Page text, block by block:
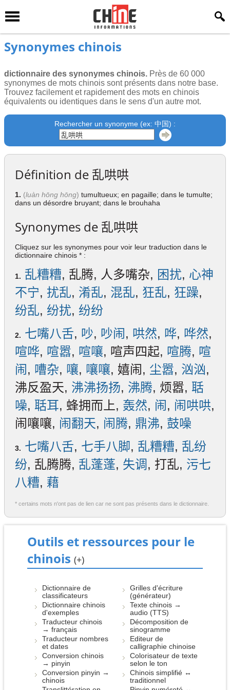
Synonymes chinois
dictionnaire des synonymes chinois. Près de 60 000
synonymes de mots chinois sont présents dans notre base.
Trouvez facilement et rapidement des mots en chinois
équivalents ou identiques dans le sens d'un autre mot.
Rechercher un synonyme (ex: 中国) :
Définition de 乱哄哄
1. (luàn hōng hōng) tumultueux; en pagaille; dans le tumulte;
dans un désordre bruyant; dans le brouhaha
Synonymes de 乱哄哄
Cliquez sur les synonymes pour voir leur traduction dans le
dictionnaire chinois * :
1. 乱糟糟, 乱腾, 人多嘴杂, 困扰, 心神
不宁, 扰乱, 淆乱, 混乱, 狂乱, 狂躁,
纷乱, 纷扰, 纷纷
2. 七嘴八舌, 吵, 吵闹 , 哄然, 哗, 哗然,
喧哗, 喧嚣, 喧嚷, 喧声四起, 喧腾, 喧
闹 , 嘈杂, 嚷, 嚷嚷, 嬉闹, 尘嚣, 汹汹,
沸反盈天, 沸沸扬扬, 沸腾, 烦嚣, 聒
噪, 聒耳, 蜂拥而上, 轰然, 闹 , 闹哄哄,
闹嚷嚷, 闹翻天, 闹腾, 鼎沸, 鼓噪
3. 七嘴八舌, 七手八脚, 乱糟糟, 乱纷
纷, 乱腾腾, 乱蓬蓬, 失调 , 打乱, 污七
八糟, 藉
* certains mots n'ont pas de lien car ne sont pas présents dans le dictionnaire.
Outils et ressources pour le
chinois (+)
Dictionnaire de
classificateurs
Dictionnaire chinois
d'exemples
Traducteur chinois
→ français
Traducteur nombres
et dates
Conversion chinois
→ pinyin
Conversion pinyin →
chinois
Grilles d'écriture
(générateur)
Texte chinois →
audio (TTS)
Décomposition de
sinogramme
Editeur de
calligraphie chinoise
Colorisateur de texte
selon le ton
Chinois simplifié ↔
traditionnel